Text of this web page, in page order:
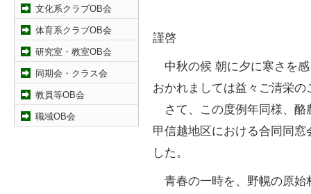
文化系クラブOB会
体育系クラブOB会
研究室・教室OB会
同期会・クラス会
教員等OB会
職域OB会
謹啓
中秋の候 朝に夕に寒さを
おかれましては益々ご清栄
さて、この度例年同様、酪
甲信越地区における合同同
した。
青春の一時を、野幌の原始